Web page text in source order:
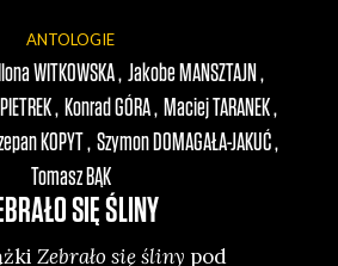
ANTOLOGIE
IlonaWITKOWSKA Jakobe MANSZTAJN
PIETREK Konrad GÓRA MaciejTARANEK
KOPYT Szymon DOMAGAŁA-JAKUĆ
Tomasz BĄK
SIĘ ŚLINY
Zebra­ło się śli­ny pod